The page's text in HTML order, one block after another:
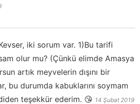
iki sorum var. 1)Bu tarifi
olur mu? (Çünkü elimde Amasya
artık meyvelerin dışını bir
bu durumda kabuklarını soymam
teşekkür ederim. 😘 14 Şubat 2019